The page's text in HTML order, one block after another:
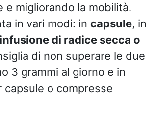
e migliorando la mobilità.
in vari modi: in capsule, in
di radice secca o
di non superare le due
3 grammi al giorno e in
capsule o compresse